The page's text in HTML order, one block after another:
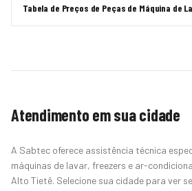
Tabela de Preços de Peças de Máquina de
Atendimento em sua cidade
A Sabtec oferece assistência técnica
máquinas de lavar, freezers e ar-
Alto Tietê. Selecione sua cidade para ver